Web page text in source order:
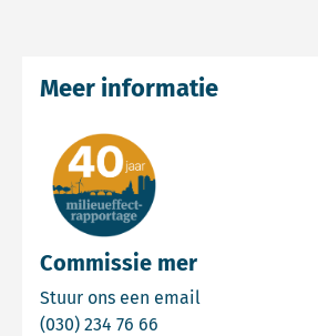
Commissie mer
Stuur ons een email
(030) 234 76 66
Meer informatie